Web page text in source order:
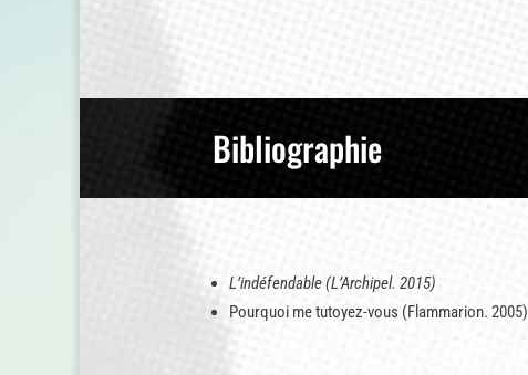
Bibliographie
L’indéfendable (L’Archipel. 2015)
Pourquoi me tutoyez-vous (Flammarion. 2005)